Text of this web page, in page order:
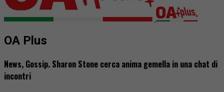
OA Plus
News, Gossip. Sharon Stone cerca anima gemella in una chat di
incontri